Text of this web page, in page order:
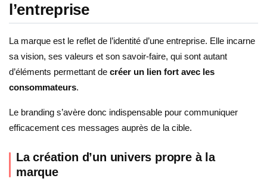
l’entreprise
La marque est le reflet de l’identité d’une entreprise. Elle incarne
sa vision, ses valeurs et son savoir-faire, qui sont autant
d’éléments permettant de créer un lien fort avec les
consommateurs.
Le branding s’avère donc indispensable pour communiquer
efficacement ces messages auprès de la cible.
La création d’un univers propre à la
marque